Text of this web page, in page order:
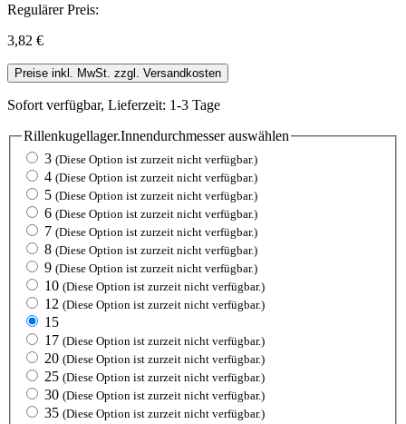
Regulärer Preis:
3,82 €
Preise inkl. MwSt. zzgl. Versandkosten
Sofort verfügbar, Lieferzeit: 1-3 Tage
Rillenkugellager.Innendurchmesserauswählen
3 (Diese Option ist zurzeit nicht verfügbar.)
4 (Diese Option ist zurzeit nicht verfügbar.)
5 (Diese Option ist zurzeit nicht verfügbar.)
6 (Diese Option ist zurzeit nicht verfügbar.)
7 (Diese Option ist zurzeit nicht verfügbar.)
8 (Diese Option ist zurzeit nicht verfügbar.)
9 (Diese Option ist zurzeit nicht verfügbar.)
10 (Diese Option ist zurzeit nicht verfügbar.)
12 (Diese Option ist zurzeit nicht verfügbar.)
15
17 (Diese Option ist zurzeit nicht verfügbar.)
20 (Diese Option ist zurzeit nicht verfügbar.)
25 (Diese Option ist zurzeit nicht verfügbar.)
30 (Diese Option ist zurzeit nicht verfügbar.)
35 (Diese Option ist zurzeit nicht verfügbar.)